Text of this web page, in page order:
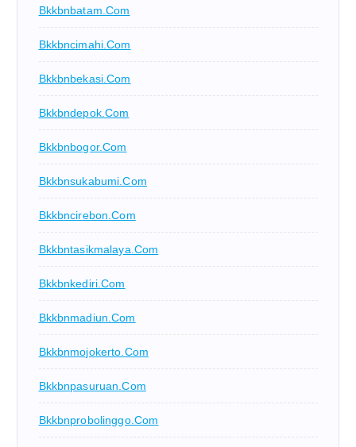
Bkkbnbatam.com
Bkkbncimahi.com
Bkkbnbekasi.com
Bkkbndepok.com
Bkkbnbogor.com
Bkkbnsukabumi.com
Bkkbncirebon.com
Bkkbntasikmalaya.com
Bkkbnkediri.com
Bkkbnmadiun.com
Bkkbnmojokerto.com
Bkkbnpasuruan.com
Bkkbnprobolinggo.com